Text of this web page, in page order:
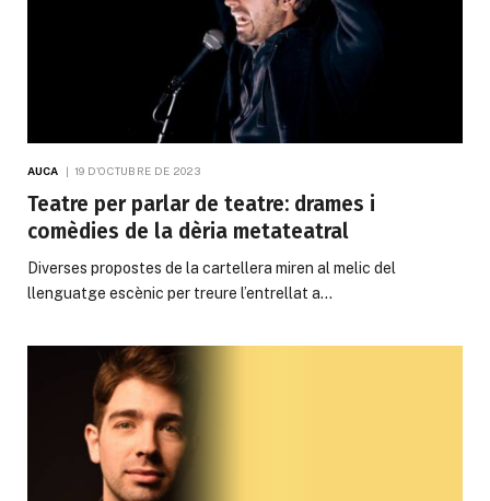
AUCA 19 D'OCTUBRE DE 2023
Teatre per parlar de teatre: drames i
comèdies de la dèria metateatral
Diverses propostes de la cartellera miren al melic del
llenguatge escènic per treure l’entrellat a…